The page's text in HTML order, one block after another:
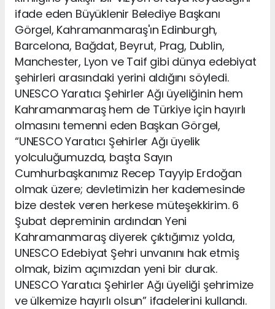
ifade eden Büyüklenir Belediye Başkanı
Görgel, Kahramanmaraş'ın Edinburgh,
Barcelona, Bağdat, Beyrut, Prag, Dublin,
Manchester, Lyon ve Taif gibi dünya edebiyat
şehirleri arasındaki yerini aldığını söyledi.
UNESCO Yaratıcı Şehirler Ağı üyeliğinin hem
Kahramanmaraş hem de Türkiye için hayırlı
olmasını temenni eden Başkan Görgel,
“UNESCO Yaratıcı Şehirler Ağı üyelik
yolculuğumuzda, başta Sayın
Cumhurbaşkanımız Recep Tayyip Erdoğan
olmak üzere; devletimizin her kademesinde
bize destek veren herkese müteşekkirim. 6
Şubat depreminin ardından Yeni
Kahramanmaraş diyerek çıktığımız yolda,
UNESCO Edebiyat Şehri unvanını hak etmiş
olmak, bizim açımızdan yeni bir durak.
UNESCO Yaratıcı Şehirler Ağı üyeliği şehrimize
ve ülkemize hayırlı olsun” ifadelerini kullandı.